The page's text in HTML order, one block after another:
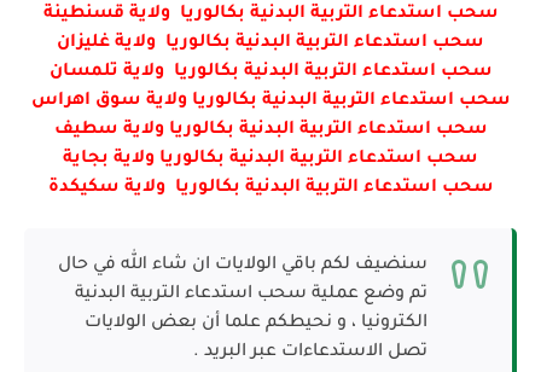
سحب استدعاء التربية البدنية بكالوريا ولاية قسنطينة
سحب استدعاء التربية البدنية بكالوريا ولاية غليزان
سحب استدعاء التربية البدنية بكالوريا ولاية تلمسان
سحب استدعاء التربية البدنية بكالوريا ولاية سوق اهراس
سحب استدعاء التربية البدنية بكالوريا ولاية سطيف
سحب استدعاء التربية البدنية بكالوريا ولاية بجاية
سحب استدعاء التربية البدنية بكالوريا ولاية سكيكدة
سنضيف لكم باقي الولايات ان شاء الله في حال
تم وضع عملية سحب استدعاء التربية البدنية
الكترونيا ، و نحيطكم علما أن بعض الولايات
تصل الاستدعاءات عبر البريد .